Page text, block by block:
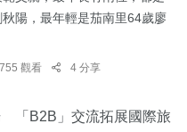
陽，最年輕是茄南里64歲廖
觀看 4 分享